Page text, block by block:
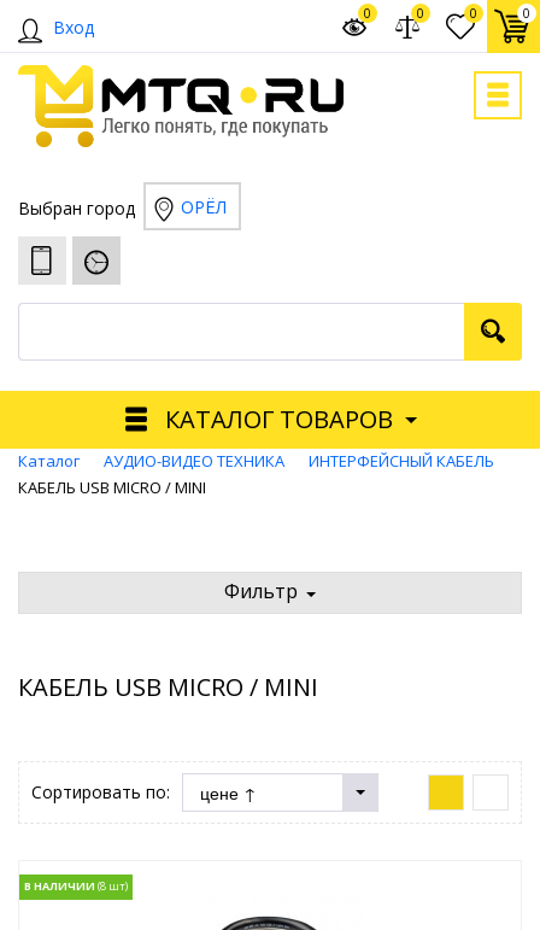
Вход
0 0
0 0
Выбран город ОРЁЛ
КАТАЛОГ ТОВАРОВ
Каталог АУДИО-ВИДЕО ТЕХНИКА
ИНТЕРФЕЙСНЫЙ КАБЕЛЬ
КАБЕЛЬ USB MICRO / MINI
Фильтр
КАБЕЛЬ USB MICRO / MINI
Сортировать по:
В НАЛИЧИИ